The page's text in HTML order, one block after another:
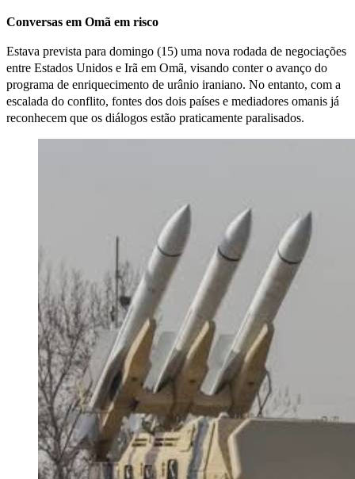
Conversas em Omã em risco
Estava prevista para domingo (15) uma nova rodada de negociações
entre Estados Unidos e Irã em Omã, visando conter o avanço do
programa de enriquecimento de urânio iraniano. No entanto, com a
escalada do conflito, fontes dos dois países e mediadores omanis já
reconhecem que os diálogos estão praticamente paralisados.